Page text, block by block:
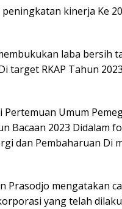
kinerja Ke
laba bersih
target RKAP Tahun
Umum
Bacaan 2023 Didalam
dan Pembaharuan Di
Prasodjo mengatakan
yang telah